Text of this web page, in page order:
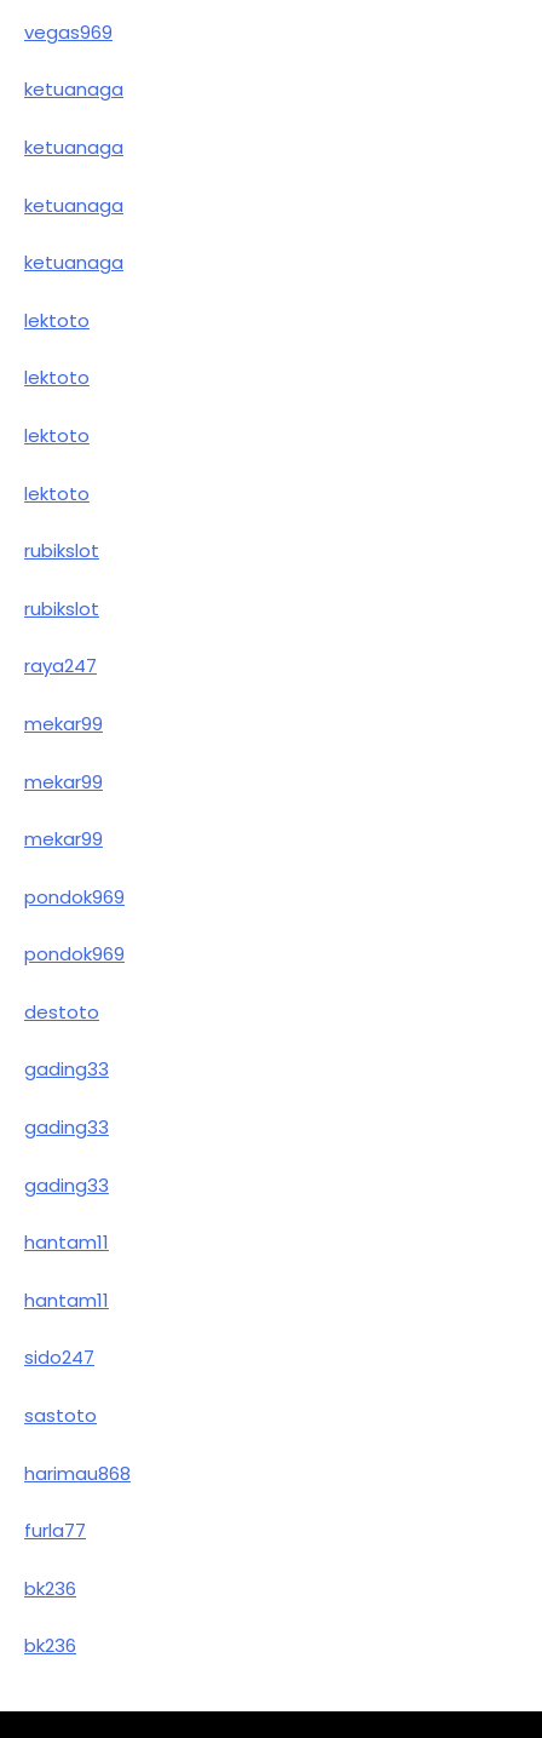
vegas969
ketuanaga
ketuanaga
ketuanaga
ketuanaga
lektoto
lektoto
lektoto
lektoto
rubikslot
rubikslot
raya247
mekar99
mekar99
mekar99
pondok969
pondok969
destoto
gading33
gading33
gading33
hantam11
hantam11
sido247
sastoto
harimau868
furla77
bk236
bk236